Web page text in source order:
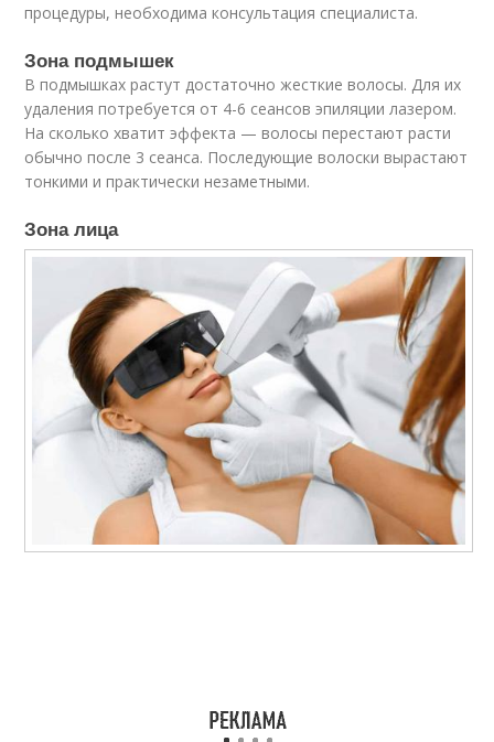
процедуры, необходима консультация специалиста.
Зона подмышек
В подмышках растут достаточно жесткие волосы. Для их
удаления потребуется от 4-6 сеансов эпиляции лазером.
На сколько хватит эффекта — волосы перестают расти
обычно после 3 сеанса. Последующие волоски вырастают
тонкими и практически незаметными.
Зона лица